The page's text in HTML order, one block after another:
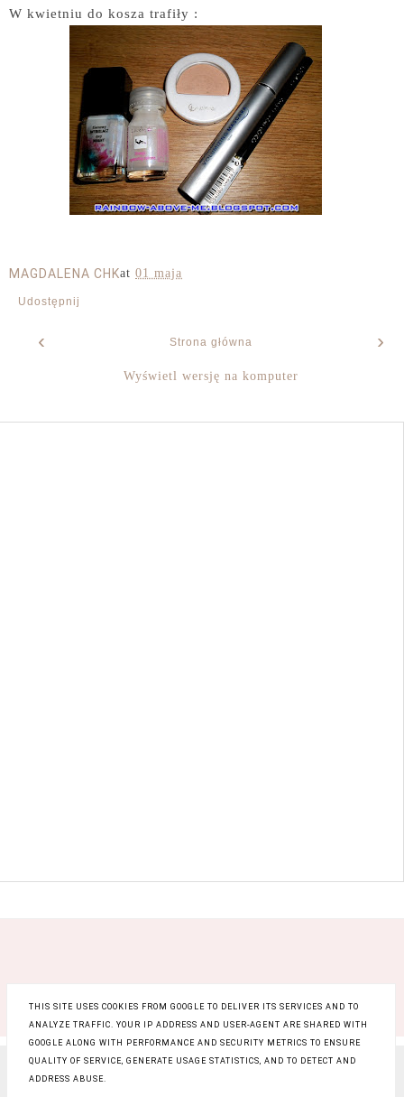
W kwietniu do kosza trafiły :
MAGDALENA CHKat 01 maja
Udostępnij
‹ ›
Strona główna
Wyświetl wersję na komputer
COPYRIGHT ©
THIS SITE USES COOKIES FROM GOOGLE TO DELIVER ITS SERVICES AND TO
ANALYZE TRAFFIC. YOUR IP ADDRESS AND USER-AGENT ARE SHARED WITH
GOOGLE ALONG WITH PERFORMANCE AND SECURITY METRICS TO ENSURE
QUALITY OF SERVICE, GENERATE USAGE STATISTICS, AND TO DETECT AND
ADDRESS ABUSE.